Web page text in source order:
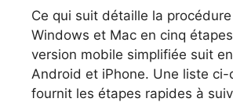
Ce qui suit détaille la
Windows et Mac en cinq
version mobile simplifiée suit
Android et iPhone. Une liste ci-
fournit les étapes rapides à